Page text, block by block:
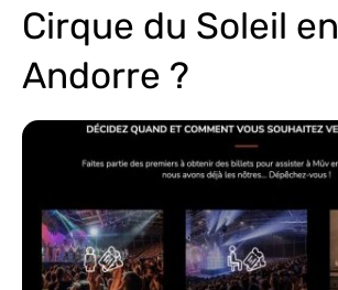
Cirque du Soleil en
Andorre ?